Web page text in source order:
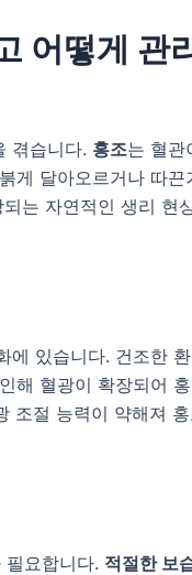
어떻게 관
겪습니다. 홍조는 혈관
게 달아오르거나 따끈
는 자연적인 생리 현
에 있습니다. 건조한
해 혈광이 확장되어
조절 능력이 약해져
요합니다. 적절한 보